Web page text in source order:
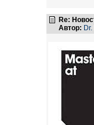
Re:
Автор: